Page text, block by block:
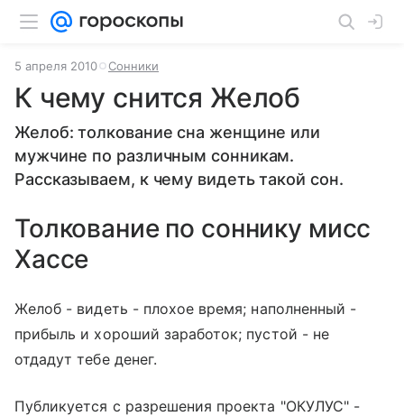
5 апреля 2010 Сонники
К чему снится Желоб
Желоб: толкование сна женщине или
мужчине по различным сонникам.
Рассказываем, к чему видеть такой сон.
Толкование по соннику мисс
Хассе
Желоб - видеть - плохое время; наполненный -
прибыль и хороший заработок; пустой - не
отдадут тебе денег.
Публикуется с разрешения проекта "ОКУЛУС" -